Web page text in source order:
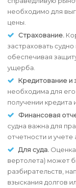
необходимо для
цены.
Страхование.
застраховать
обеспечивая
ущерба.
Кредитование и
необходима для
получении кредита
Финансовая
судна важна для
отчетности и учете
Для суда.
вертолета) может
разбирательств,
взыскания долгов